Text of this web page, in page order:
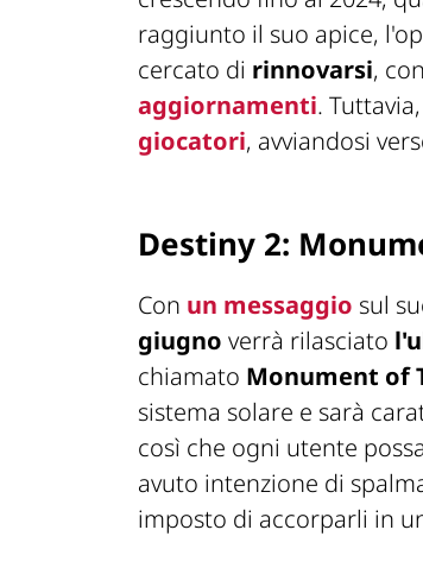
raggiunto il suo apice,
cercato di rinnovarsi,
aggiornamenti.
giocatori, avviandosi
Destiny 2:
Con un messaggio sul
giugno verrà rilasciato
chiamato Monument of
sistema solare e sarà
così che ogni utente
avuto intenzione di
imposto di accorparli in